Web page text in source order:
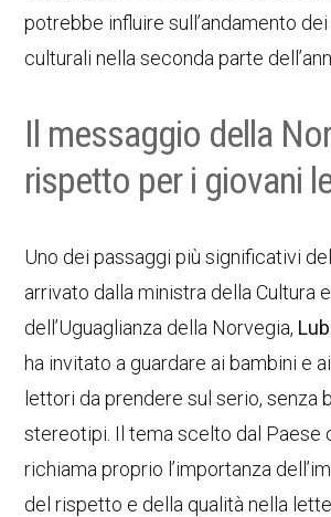
potrebbe influire sull’andamento
culturali nella seconda parte
Il messaggio della
rispetto per i giovani
Uno dei passaggi più significativi
arrivato dalla ministra della Cultura e
dell’Uguaglianza della Norvegia,
ha invitato a guardare ai bambini e
lettori da prendere sul serio, senza
stereotipi. Il tema scelto dal Paese
richiama proprio l’importanza
del rispetto e della qualità nella